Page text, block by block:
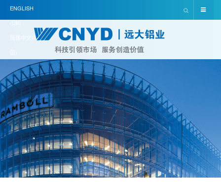
ENGLISH
(UK)
简体中文(中
国)